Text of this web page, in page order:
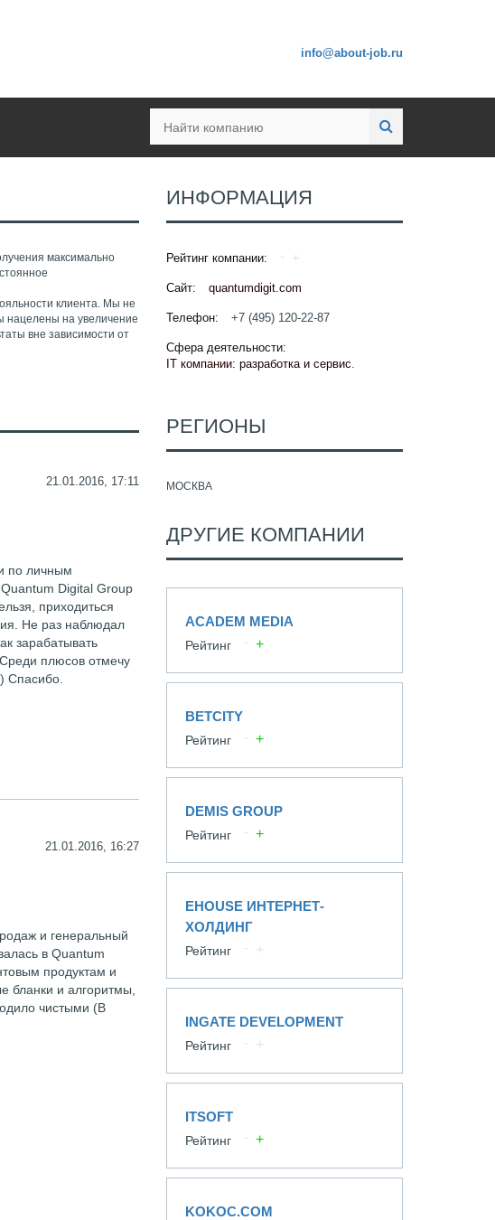
info@about-job.ru
максимально
клиента. Мы не
нацелены на увеличение
вне зависимости от
21.01.2016, 17:11
по личным
Digital Group
приходиться
Не раз наблюдал
зарабатывать
плюсов отмечу
Спасибо.
21.01.2016, 16:27
и генеральный
в Quantum
продуктам и
бланки и алгоритмы,
чистыми (В
ИНФОРМАЦИЯ
Рейтинг компании:
Сайт: quantumdigit.com
Телефон: +7 (495) 120-22-87
Сфера деятельности:
IT компании: разработка и сервис.
РЕГИОНЫ
МОСКВА
ДРУГИЕ КОМПАНИИ
ACADEM MEDIA
Рейтинг
BETCITY
Рейтинг
DEMIS GROUP
Рейтинг
EHOUSE ИНТЕРНЕТ-
ХОЛДИНГ
Рейтинг
INGATE DEVELOPMENT
Рейтинг
ITSOFT
Рейтинг
KOKOC.COM